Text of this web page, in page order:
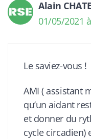
Alain
01/05/2021
Le saviez-vous !
AMI ( assistant
qu’un aidant
et donner du
cycle circadien)